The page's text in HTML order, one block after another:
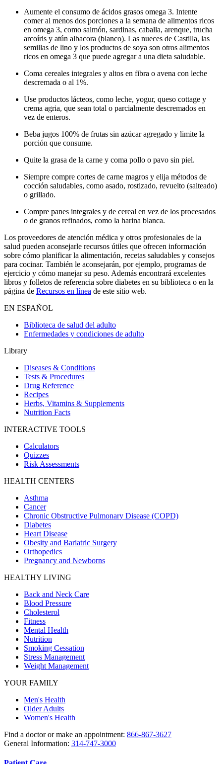
Aumente el consumo de ácidos grasos omega 3. Intente
comer al menos dos porciones a la semana de alimentos ricos
en omega 3, como salmón, sardinas, caballa, arenque, trucha
arcoíris y atún albacora (blanco). Las nueces de Castilla, las
semillas de lino y los productos de soya son otros alimentos
ricos en omega 3 que puede agregar a una dieta saludable.
Coma cereales integrales y altos en fibra o avena con leche
descremada o al 1%.
Use productos lácteos, como leche, yogur, queso cottage y
crema agria, que sean total o parcialmente descremados en
vez de enteros.
Beba jugos 100% de frutas sin azúcar agregado y limite la
porción que consume.
Quite la grasa de la carne y coma pollo o pavo sin piel.
Siempre compre cortes de carne magros y elija métodos de
cocción saludables, como asado, rostizado, revuelto (salteado)
o grillado.
Compre panes integrales y de cereal en vez de los procesados
o de granos refinados, como la harina blanca.
Los proveedores de atención médica y otros profesionales de la
salud pueden aconsejarle recursos útiles que ofrecen información
sobre cómo planificar la alimentación, recetas saludables y consejos
para cocinar. También le aconsejarán, por ejemplo, programas de
ejercicio y cómo manejar su peso. Además encontrará excelentes
libros y folletos de referencia sobre diabetes en su biblioteca o en la
página de Recursos en línea de este sitio web.
EN ESPAÑOL
Biblioteca de salud del adulto
Enfermedades y condiciones de adulto
Library
Diseases & Conditions
Tests & Procedures
Drug Reference
Recipes
Herbs, Vitamins & Supplements
Nutrition Facts
INTERACTIVE TOOLS
Calculators
Quizzes
Risk Assessments
HEALTH CENTERS
Asthma
Cancer
Chronic Obstructive Pulmonary Disease (COPD)
Diabetes
Heart Disease
Obesity and Bariatric Surgery
Orthopedics
Pregnancy and Newborns
HEALTHY LIVING
Back and Neck Care
Blood Pressure
Cholesterol
Fitness
Mental Health
Nutrition
Smoking Cessation
Stress Management
Weight Management
YOUR FAMILY
Men's Health
Older Adults
Women's Health
Find a doctor or make an appointment: 866-867-3627
General Information: 314-747-3000